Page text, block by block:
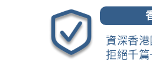
資深香港
拒絕千